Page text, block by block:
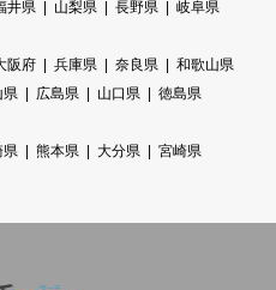
井県 山梨県 長野県
岐阜県
阪府 兵庫県 奈良県
和歌山県
県 広島県 山口県
徳島県
県 熊本県 大分県
宮崎県